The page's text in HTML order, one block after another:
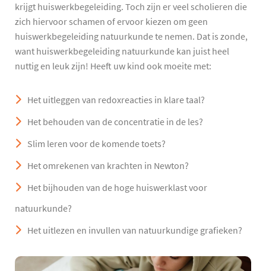
krijgt huiswerkbegeleiding. Toch zijn er veel scholieren die
zich hiervoor schamen of ervoor kiezen om geen
huiswerkbegeleiding natuurkunde te nemen. Dat is zonde,
want huiswerkbegeleiding natuurkunde kan juist heel
nuttig en leuk zijn! Heeft uw kind ook moeite met:
Het uitleggen van redoxreacties in klare taal?
Het behouden van de concentratie in de les?
Slim leren voor de komende toets?
Het omrekenen van krachten in Newton?
Het bijhouden van de hoge huiswerklast voor
natuurkunde?
Het uitlezen en invullen van natuurkundige grafieken?